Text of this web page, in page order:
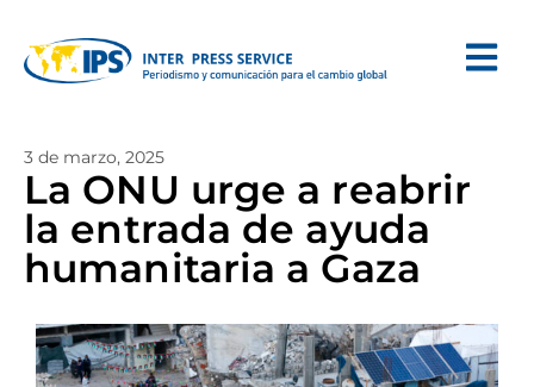
3 de marzo, 2025
La ONU urge a reabrir
la entrada de ayuda
humanitaria a Gaza